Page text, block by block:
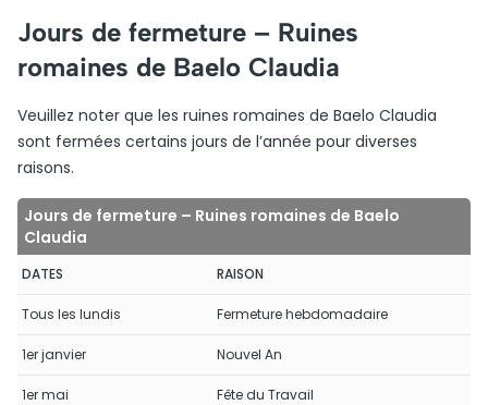
Jours de fermeture – Ruines
romaines de Baelo Claudia
Veuillez noter que les ruines romaines de Baelo Claudia
sont fermées certains jours de l’année pour diverses
raisons.
Jours de fermeture – Ruines romaines de Baelo
Claudia
DATES RAISON
Tous les lundis Fermeture hebdomadaire
1er janvier Nouvel An
1er mai Fête du Travail